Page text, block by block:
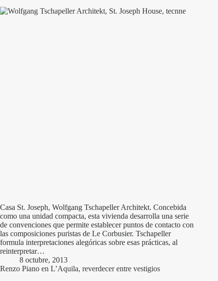
Casa St. Joseph, Wolfgang Tschapeller Architekt. Concebida
como una unidad compacta, esta vivienda desarrolla una serie
de convenciones que permite establecer puntos de contacto con
las composiciones puristas de Le Corbusier. Tschapeller
formula interpretaciones alegóricas sobre esas prácticas, al
reinterpretar…
8 octubre, 2013
Renzo Piano en L’Aquila, reverdecer entre vestigios